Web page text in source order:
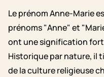
Le prénom Anne-Marie
prénoms "Anne" et
ont une signification
Historique par nature, il
de la culture religieuse